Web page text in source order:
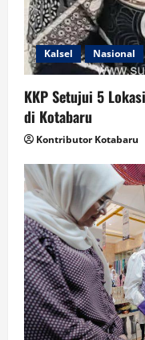
Kalsel Nasional
KKP Setujui 5
di Kotabaru
Kontributor Kotabaru